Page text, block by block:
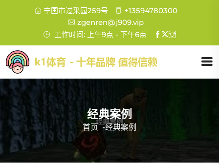
宁国市过采园259号
+13594780300
zgenren@j909.vip
工作时间: 上午9点 - 下午6点
经典案例
首页 -经典案例